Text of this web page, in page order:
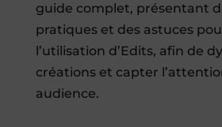
guide complet, présentant
pratiques et des astuces
l’utilisation d’Edits, afin de
créations et capter
audience.